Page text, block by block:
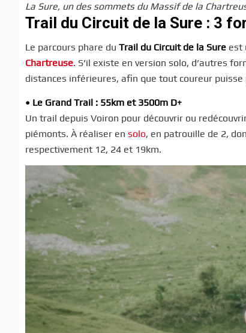
La Sure, un des sommets du Massif de la
Trail du Circuit de la Sure : 3
Le parcours phare du Trail du Circuit de la Sure est
Chartreuse. S’il existe en version solo, d’autres
distances inférieures, afin que tout coureur puisse
• Le Grand Trail : 55km et 3500m D+
Un trail depuis Voiron pour découvrir ou
piémonts. À réaliser en solo, en patrouille de 2,
respectivement 12, 24 et 19km.